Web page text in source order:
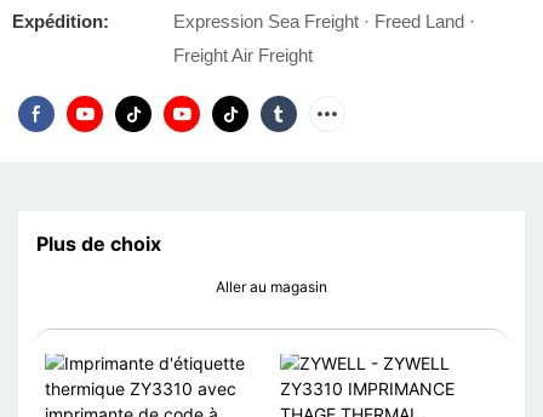
Expédition:
Expression Sea Freight · Freed Land ·
Freight Air Freight
Plus de choix
Aller au magasin